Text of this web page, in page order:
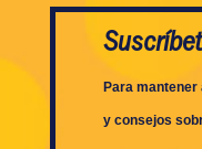
Para mantener
y consejos